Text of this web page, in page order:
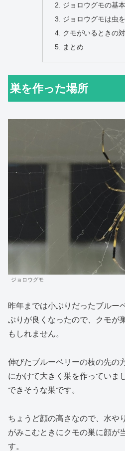
ジョロウグモの基
ジョロウグモは虫
クモがいるときの
まとめ
巣を作った場所
ジョロウグモ
昨年までは小ぶりだったブルー
ぶりが良くなったので、クモが
もしれません。
伸びたブルーベリーの枝の先の
にかけて大きく巣を作っていま
できそうな巣です。
ちょうど顔の高さなので、水や
がみこむときにクモの巣に顔が
す。